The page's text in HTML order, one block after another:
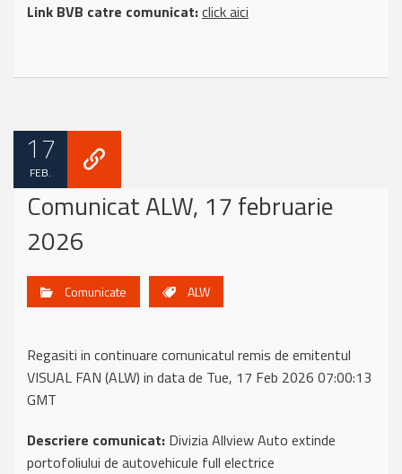
Link BVB catre comunicat:click aici
17
FEB.
Comunicat ALW, 17 februarie
2026
Comunicate ALW
Regasiti in continuare comunicatul remis de emitentul
VISUAL FAN (ALW) in data de Tue, 17 Feb 2026 07:00:13
GMT
Descriere comunicat: Divizia Allview Auto extinde
portofoliului de autovehicule full electrice